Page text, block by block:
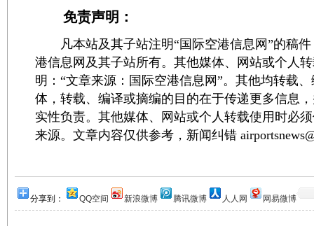
免责声明：
凡本站及其子站注明“国际空港信息网”的稿件
港信息网及其子站所有。其他媒体、网站或个人
明：“文章来源：国际空港信息网”。其他均转载
体，转载、编译或摘编的目的在于传递更多信息
实性负责。其他媒体、网站或个人转载使用时必
来源。文章内容仅供参考，新闻纠错
分享到： QQ空间 新浪微博 腾讯微博 人人网 网易微博